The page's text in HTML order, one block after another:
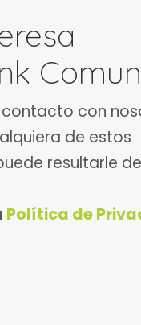
contacto con
de estos
resultarle
Política de